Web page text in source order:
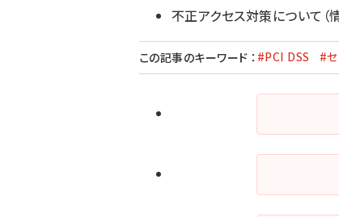
不正アクセス対策について（
この記事のキーワード ： #PCI DSS #セ